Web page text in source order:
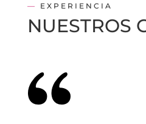
— EXPERIENCIA
NUESTROS